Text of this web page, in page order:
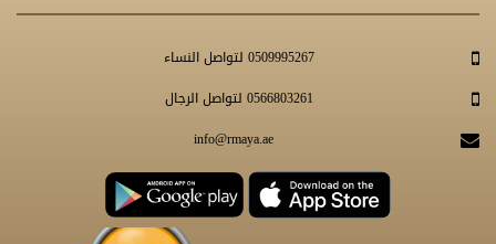
0509995267 لتواصل النساء
0566803261 لتواصل الرجال
info@rmaya.ae